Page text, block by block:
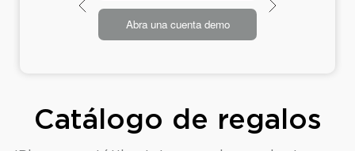
Abra una cuenta demo
Catálogo de regalos